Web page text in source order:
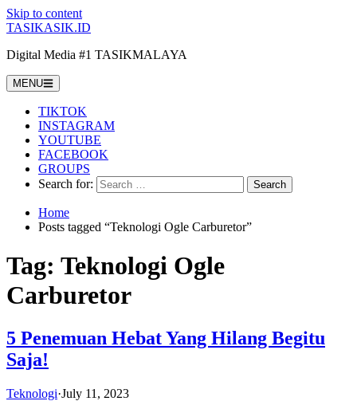
Skip to content
TASIKASIK.ID
Digital Media #1 TASIKMALAYA
MENU
TIKTOK
INSTAGRAM
YOUTUBE
FACEBOOK
GROUPS
Search for:
Home
Posts tagged “Teknologi Ogle Carburetor”
Tag: Teknologi Ogle
Carburetor
5 Penemuan Hebat Yang Hilang Begitu
Saja!
Teknologi·July 11, 2023